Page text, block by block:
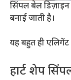
सिंपल बेल
बनाई जाती है।
यह बहुत ही
हार्ट शेप